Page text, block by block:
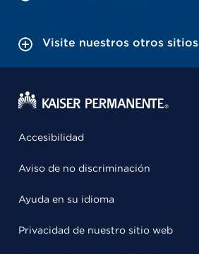
Visite nuestros otros sitios
Accesibilidad
Aviso de no discriminación
Ayuda en su idioma
Privacidad de nuestro sitio web